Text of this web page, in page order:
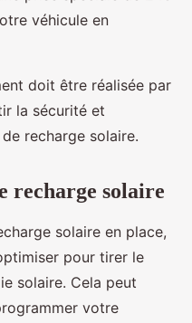
véhicule en
doit être réalisée par
la sécurité et
recharge solaire.
recharge solaire
solaire en place,
pour tirer le
solaire. Cela peut
votre